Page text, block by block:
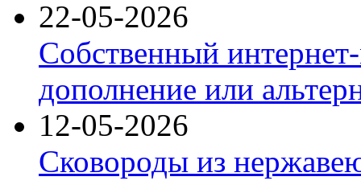
22-05-2026
Собственный
дополнение или
12-05-2026
Сковороды из